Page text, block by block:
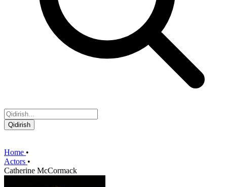
Qidirish
Home •
Actors •
Catherine McCormack